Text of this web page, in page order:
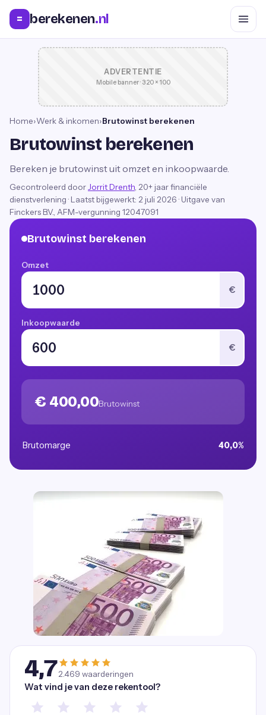
= berekenen.nl
ADVERTENTIE
Mobile banner · 320 × 100
Home›Werk & inkomen›Brutowinst berekenen
Brutowinst berekenen
Bereken je brutowinst uit omzet en inkoopwaarde.
Gecontroleerd door Jorrit Drenth , 20+ jaar financiële
dienstverlening · Laatst bijgewerkt: 2 juli 2026 · Uitgave van
Finckers B.V., AFM-vergunning 12047091
Brutowinst berekenen
Omzet
€
Inkoopwaarde
€
€ 400,00Brutowinst
Brutomarge 40,0%
4,72.469 waarderingen
Wat vind je van deze rekentool?